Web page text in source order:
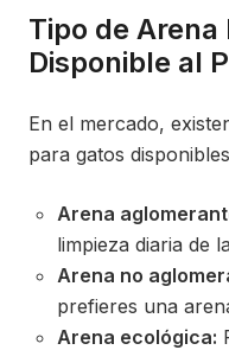
Tipo de Arena
Disponible al
En el mercado,
para gatos
Arena
limpieza diaria de
Arena no
prefieres una
Arena ecológica: